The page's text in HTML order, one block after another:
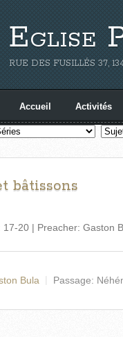
Eglise
RUE DES FUSILLÉS 37,
Accueil Activités
bâtissons
17-20 | Preacher: Gaston
Bula Passage: